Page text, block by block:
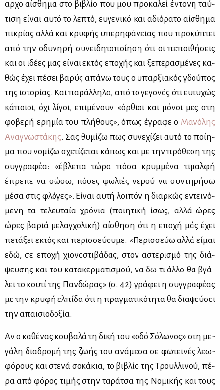
αρ­χο αί­σθη­μα στο βι­βλίο που μου προ­κα­λεί έντο­νη ταύ­
τι­ση εί­ναι αυ­τό το λε­πτό, ευ­γε­νι­κό και αδιό­ρα­το αί­σθη­μα
πι­κρί­ας αλ­λά και κρυ­φής υπε­ρη­φά­νειας που προ­κύ­πτει
από την οδυ­νη­ρή συ­νει­δη­το­ποί­η­ση ότι οι πε­ποι­θή­σεις
και οι ιδέ­ες μας εί­ναι εκτός επο­χής και ξε­πε­ρα­σμέ­νες κα­
θώς έχει πέ­σει βα­ρύς απά­νω τους ο υπαρ­ξια­κός γδού­πος
της ιστο­ρί­ας. Και πα­ράλ­λη­λα, από το γε­γο­νός ότι ευ­τυ­χώς
κά­ποιοι, όχι λί­γοι, επι­μέ­νουν «όρ­θιοι και μό­νοι μες στη
φο­βε­ρή ερη­μία του πλή­θους», όπως έγρα­φε ο Μα­νό­λης
Ανα­γνω­στά­κης. Σας θυ­μί­ζω πως συ­νε­χί­ζει αυ­τό το ποί­η­
μα που νο­μί­ζω σχε­τί­ζε­ται κά­πως και με την πρό­θε­ση της
συγ­γρα­φέα: «έβλε­πα τώ­ρα πό­σα κρυμ­μέ­να τι­μαλ­φή
έπρε­πε να σώ­σω, πό­σες φω­λιές νε­ρού να συ­ντη­ρή­σω
μέ­σα στις φλό­γες». Εί­ναι αυ­τή λοι­πόν η διαρ­κώς εντει­νό­
με­νη τα τε­λευ­ταία χρό­νια (ποι­η­τι­κή ίσως, αλ­λά ώρες
ώρες βα­ριά με­λαγ­χο­λι­κή) αί­σθη­ση ότι η επο­χή μάς έχει
πε­τά­ξει εκτός και πε­ρισ­σεύ­ου­με: «Πε­ρισ­σεύω αλ­λά εί­μαι
εδώ, σε επο­χή χιο­νο­στι­βά­δας, στον αστε­ρι­σμό της διά­
ψευ­σης και του κα­τα­κερ­μα­τι­σμού, να δω τι άλ­λο θα βγά­
λει το κου­τί της Παν­δώ­ρας» (σ. 42) γρά­φει η συγ­γρα­φέ­ας
με την κρυ­φή ελ­πί­δα ότι η πραγ­μα­τι­κό­τη­τα θα δια­ψεύ­σει
την απαι­σιο­δο­ξία.
Αν ο κα­θέ­νας κου­βα­λά τη δι­κή του «οδό Σό­λω­νος» στη με­
γά­λη δια­δρο­μή της ζω­ής του ανά­με­σα σε φω­τει­νές λε­ω­
φό­ρους και στε­νά σο­κά­κια, το βι­βλίο της Τρουλ­λι­νού, πέ­
ρα από φό­ρος τι­μής στην τα­ρά­τσα της Νο­μι­κής και τους